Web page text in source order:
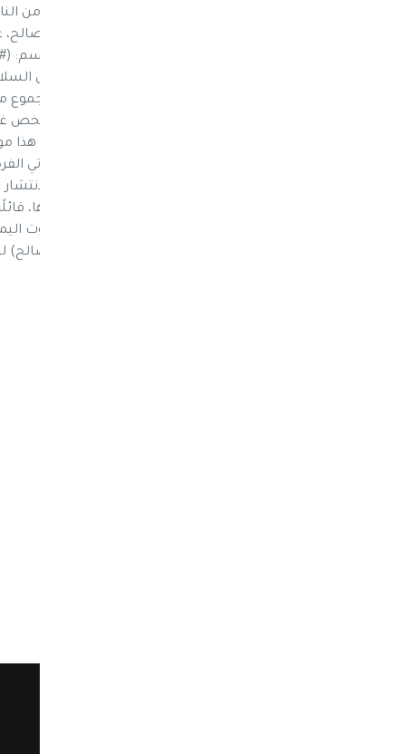
وشاركها الإعلامي، كامل الخوداني وعدد كبير من
أعضاء حزب المؤتمر الشعبي العام، وأنصار
الماضية مئات التغريدات على “تويتر” تحت وسم:
الحوثيين، وتحركاتهم، واستثماراتهم، ومخازن
وجرائمهم، وانتهاكاتهم، ووظائفهم، حتى
بشكل فردي”، محذرًا من “التواصل مع أي شخص
أهمها”. وكتب مدوّن يُدعى عبد الوهاب:”والله هذا
سنستطيع بهذه الطريقة تقييدهم إلى أن تأتي
العمل، ورصد كل تحركات الحوثيين”. ودفع
حكومة الحوثيين، حسن زيد، إلى التعليق عليها،
خاصموا فجروا، يقومون بتحديد إحداثيات لبيوت
أنصار المؤتمر بالقول:”عفاش (علي عبدالله